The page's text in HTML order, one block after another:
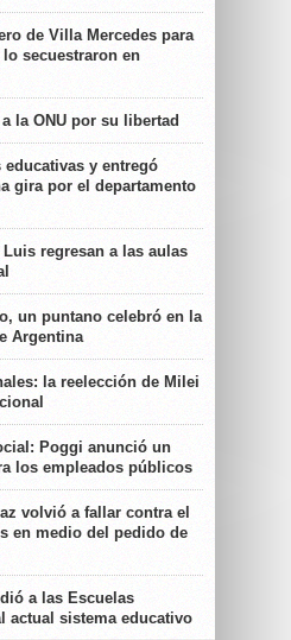
de Villa Mercedes para
secuestraron en
la ONU por su libertad
y entregó
gira por el departamento
regresan a las aulas
un puntano celebró en la
Argentina
la reelección de Milei
Poggi anunció un
los empleados públicos
volvió a fallar contra el
en medio del pedido de
a las Escuelas
actual sistema educativo